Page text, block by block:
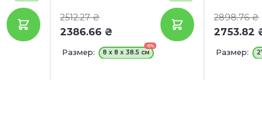
2512.27 ₴
2386.66 ₴
Размер:
-5%
8 x 8 x 38.5 см
2898.76 ₴
2753.82
Размер: